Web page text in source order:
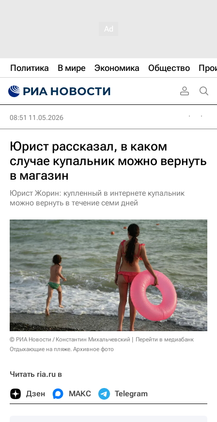
Политика В мире Экономика Общество
08:51 11.05.2026
Юрист рассказал, в каком
случае купальник можно вернуть
в магазин
Юрист Жорин: купленный в интернете купальник
можно вернуть в течение семи дней
© РИА Новости / Константин Михальчевский
Перейти в медиабанк
Отдыхающие на пляже. Архивное фото
Читать ria.ru в
Дзен МАКС Telegram